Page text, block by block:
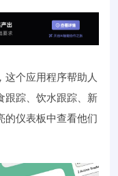
这个应用程序帮助人
跟踪、饮水跟踪、新
的仪表板中查看他们